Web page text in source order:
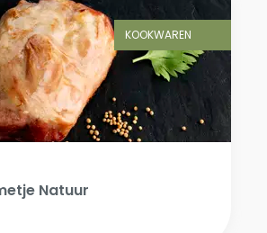
KOOKWAREN
Natuur